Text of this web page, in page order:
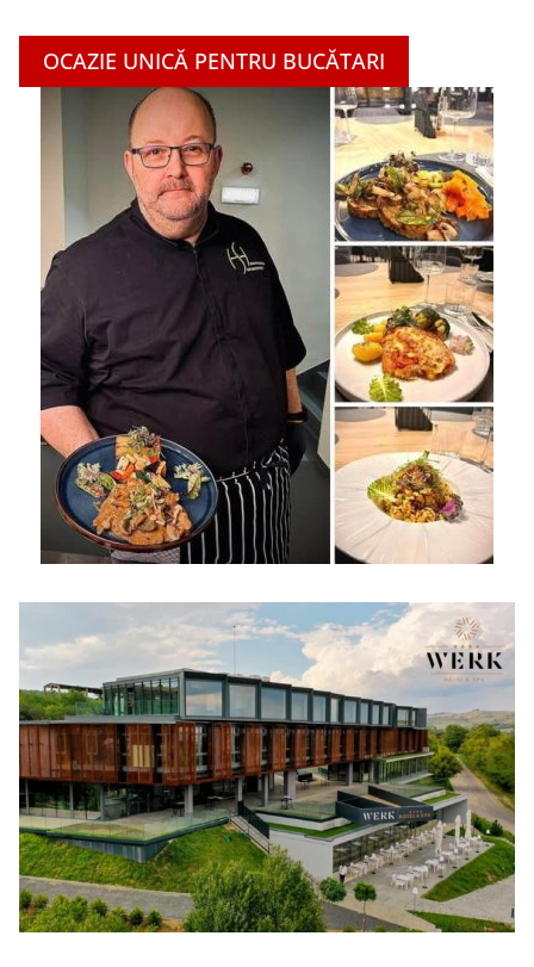
OCAZIE UNICĂ PENTRU BUCĂTARI